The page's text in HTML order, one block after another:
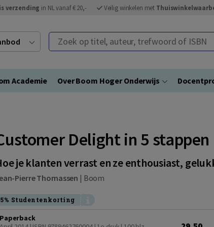
verzending in NL vanaf € 20,- Veilig winkelen met
Zoek op titel, auteur, trefwoord of ISBN
Academie Over Boom Hoger Onderwijs
Delight in 5 stappen
je klanten verrast en ze enthousiast,
Pierre Thomassen | Boom
5% Studentenkorting
Paperback